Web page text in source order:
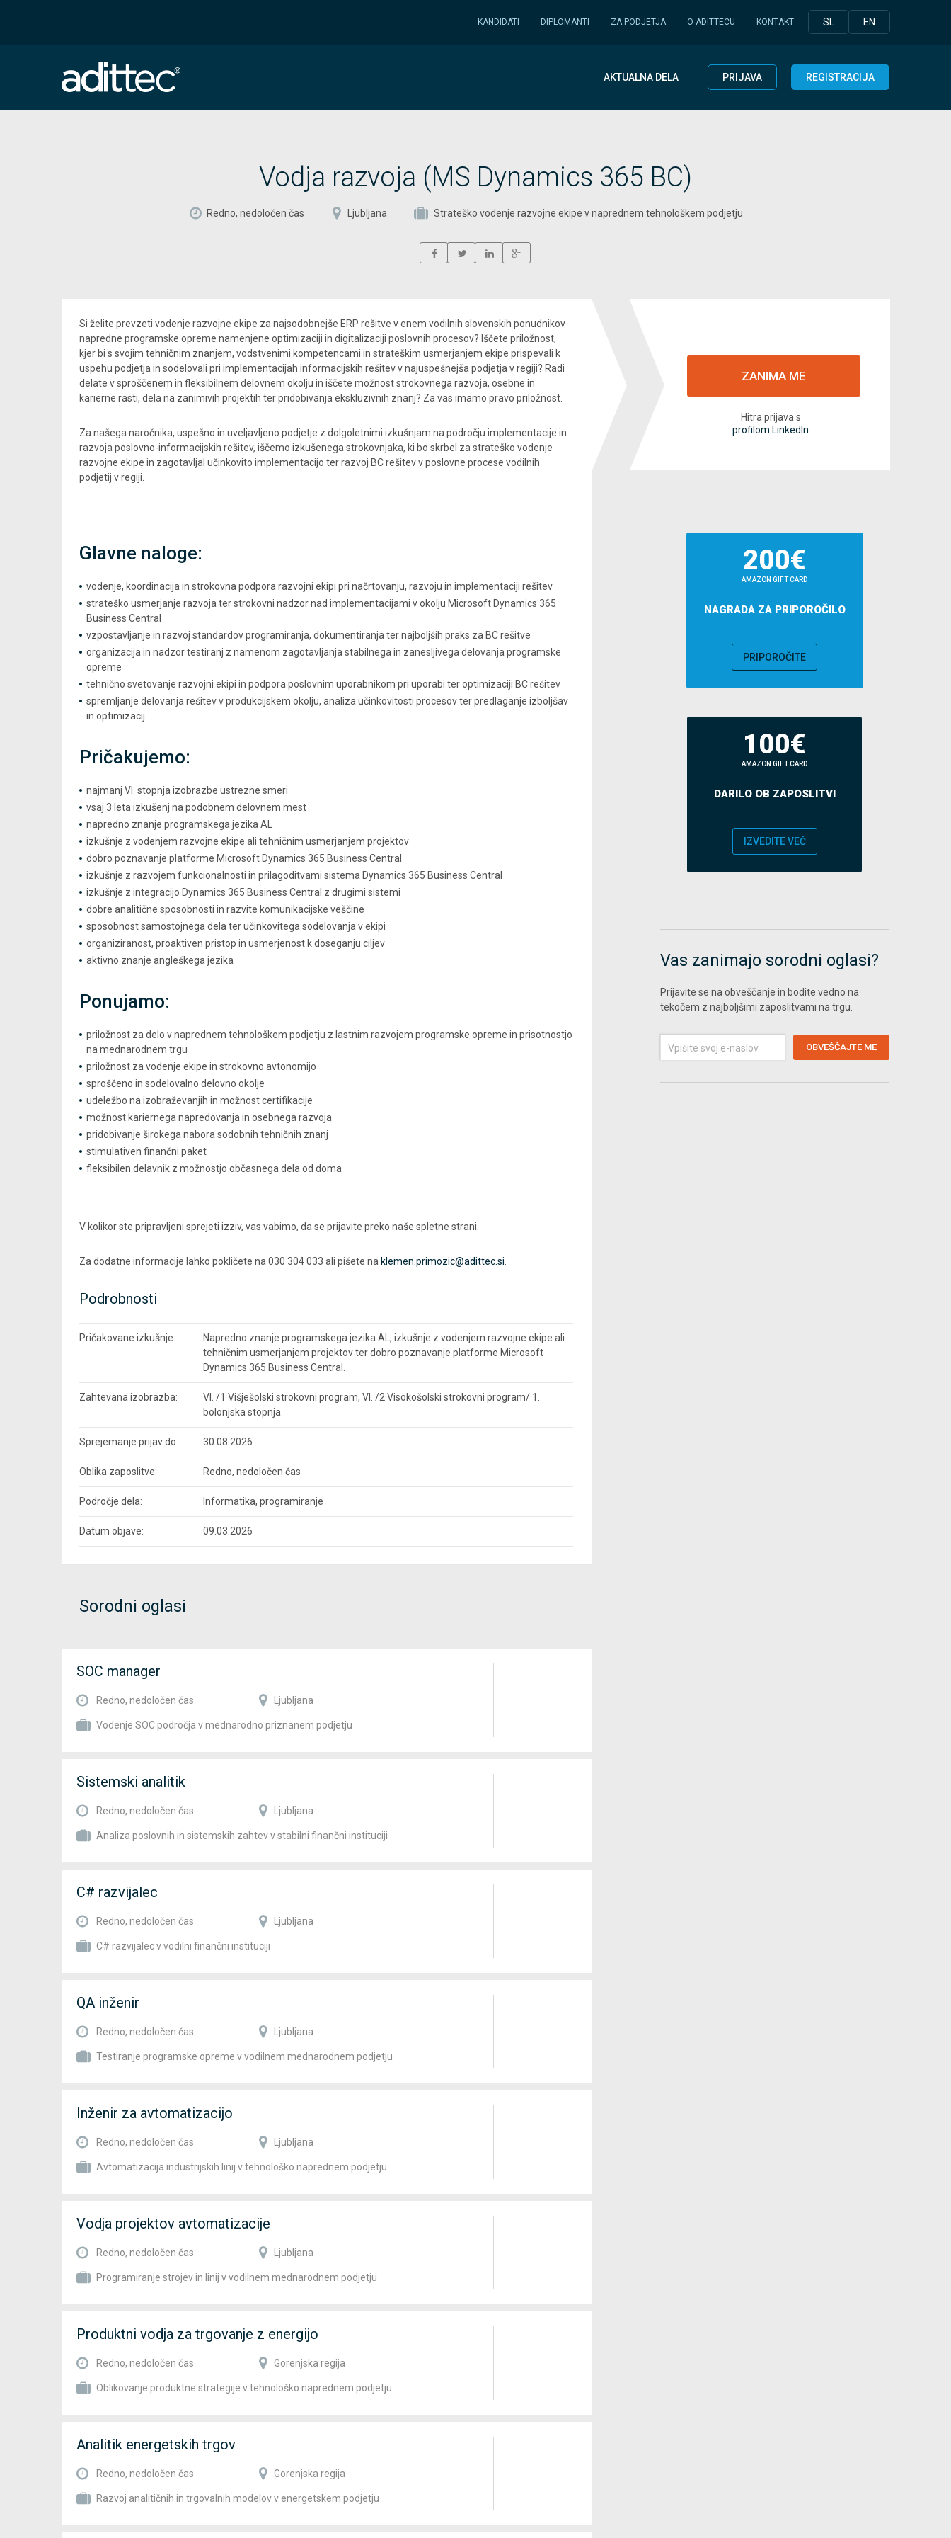
SL EN
KANDIDATI DIPLOMANTI ZA PODJETJA O ADITTECU KONTAKT
AKTUALNA DELA PRIJAVA REGISTRACIJA
Vodja razvoja (MS Dynamics 365 BC)
Redno, nedoločen čas Ljubljana Strateško vodenje razvojne ekipe v naprednem tehnološkem podjetju
Si želite prevzeti vodenje razvojne ekipe za najsodobnejše ERP rešitve v enem vodilnih slovenskih ponudnikov
napredne programske opreme namenjene optimizaciji in digitalizaciji poslovnih procesov? Iščete priložnost,
kjer bi s svojim tehničnim znanjem, vodstvenimi kompetencami in strateškim usmerjanjem ekipe prispevali k
uspehu podjetja in sodelovali pri implementacijah informacijskih rešitev v najuspešnejša podjetja v regiji? Radi
delate v sproščenem in fleksibilnem delovnem okolju in iščete možnost strokovnega razvoja, osebne in
karierne rasti, dela na zanimivih projektih ter pridobivanja ekskluzivnih znanj? Za vas imamo pravo priložnost.
Za našega naročnika, uspešno in uveljavljeno podjetje z dolgoletnimi izkušnjam na področju implementacije in
razvoja poslovno-informacijskih rešitev, iščemo izkušenega strokovnjaka, ki bo skrbel za strateško vodenje
razvojne ekipe in zagotavljal učinkovito implementacijo ter razvoj BC rešitev v poslovne procese vodilnih
podjetij v regiji.
Glavne naloge:
vodenje, koordinacija in strokovna podpora razvojni ekipi pri načrtovanju, razvoju in implementaciji rešitev
strateško usmerjanje razvoja ter strokovni nadzor nad implementacijami v okolju Microsoft Dynamics 365
Business Central
vzpostavljanje in razvoj standardov programiranja, dokumentiranja ter najboljših praks za BC rešitve
organizacija in nadzor testiranj z namenom zagotavljanja stabilnega in zanesljivega delovanja programske
opreme
tehnično svetovanje razvojni ekipi in podpora poslovnim uporabnikom pri uporabi ter optimizaciji BC rešitev
spremljanje delovanja rešitev v produkcijskem okolju, analiza učinkovitosti procesov ter predlaganje izboljšav
in optimizacij
Pričakujemo:
najmanj VI. stopnja izobrazbe ustrezne smeri
vsaj 3 leta izkušenj na podobnem delovnem mest
napredno znanje programskega jezika AL
izkušnje z vodenjem razvojne ekipe ali tehničnim usmerjanjem projektov
dobro poznavanje platforme Microsoft Dynamics 365 Business Central
izkušnje z razvojem funkcionalnosti in prilagoditvami sistema Dynamics 365 Business Central
izkušnje z integracijo Dynamics 365 Business Central z drugimi sistemi
dobre analitične sposobnosti in razvite komunikacijske veščine
sposobnost samostojnega dela ter učinkovitega sodelovanja v ekipi
organiziranost, proaktiven pristop in usmerjenost k doseganju ciljev
aktivno znanje angleškega jezika
Ponujamo:
priložnost za delo v naprednem tehnološkem podjetju z lastnim razvojem programske opreme in prisotnostjo
na mednarodnem trgu
priložnost za vodenje ekipe in strokovno avtonomijo
sproščeno in sodelovalno delovno okolje
udeležbo na izobraževanjih in možnost certifikacije
možnost kariernega napredovanja in osebnega razvoja
pridobivanje širokega nabora sodobnih tehničnih znanj
stimulativen finančni paket
fleksibilen delavnik z možnostjo občasnega dela od doma
V kolikor ste pripravljeni sprejeti izziv, vas vabimo, da se prijavite preko naše spletne strani.
Za dodatne informacije lahko pokličete na 030 304 033 ali pišete na klemen.primozic@adittec.si
Podrobnosti
Pričakovane izkušnje:
Napredno znanje programskega jezika AL, izkušnje z vodenjem razvojne ekipe ali
tehničnim usmerjanjem projektov ter dobro poznavanje platforme Microsoft
Dynamics 365 Business Central.
Zahtevana izobrazba:
VI. /1 Višješolski strokovni program, VI. /2 Visokošolski strokovni program/ 1.
bolonjska stopnja
Sprejemanje prijav do: 30.08.2026
Oblika zaposlitve: Redno, nedoločen čas
Področje dela: Informatika, programiranje
Datum objave: 09.03.2026
ZANIMA ME
Hitra prijava s
profilom LinkedIn
200€
AMAZON GIFT CARD
NAGRADA ZA PRIPOROČILO
PRIPOROČITE
100€
AMAZON GIFT CARD
DARILO OB ZAPOSLITVI
IZVEDITE VEČ
Vas zanimajo sorodni oglasi?
Prijavite se na obveščanje in bodite vedno na
tekočem z najboljšimi zaposlitvami na trgu.
svoj
naslov
OBVEŠČAJTE ME
Sorodni oglasi
SOC manager
Redno, nedoločen čas Ljubljana
Vodenje SOC področja v mednarodno priznanem podjetju
Sistemski analitik
Redno, nedoločen čas Ljubljana
Analiza poslovnih in sistemskih zahtev v stabilni finančni instituciji
C# razvijalec
Redno, nedoločen čas Ljubljana
C# razvijalec v vodilni finančni instituciji
QA inženir
Redno, nedoločen čas Ljubljana
Testiranje programske opreme v vodilnem mednarodnem podjetju
Inženir za avtomatizacijo
Redno, nedoločen čas Ljubljana
Avtomatizacija industrijskih linij v tehnološko naprednem podjetju
Vodja projektov avtomatizacije
Redno, nedoločen čas Ljubljana
Programiranje strojev in linij v vodilnem mednarodnem podjetju
Produktni vodja za trgovanje z energijo
Redno, nedoločen čas Gorenjska regija
Oblikovanje produktne strategije v tehnološko naprednem podjetju
Analitik energetskih trgov
Redno, nedoločen čas Gorenjska regija
Razvoj analitičnih in trgovalnih modelov v energetskem podjetju